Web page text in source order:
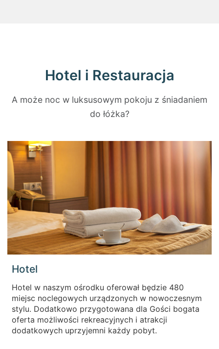
Hotel i Restauracja
A może noc w luksusowym pokoju z śniadaniem
do łóżka?
Hotel
Hotel w naszym ośrodku oferował będzie 480
miejsc noclegowych urządzonych w nowoczesnym
stylu. Dodatkowo przygotowana dla Gości bogata
oferta możliwości rekreacyjnych i atrakcji
dodatkowych uprzyjemni każdy pobyt.